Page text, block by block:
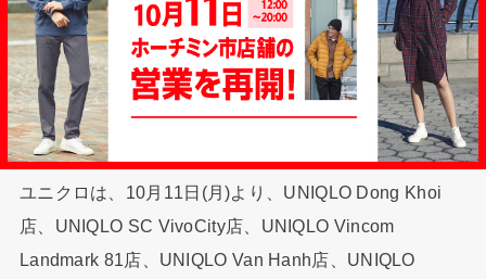
ユニクロは、10月11日(月)より、UNIQLO Dong Khoi
店、UNIQLO SC VivoCity店、UNIQLO Vincom
Landmark 81店、UNIQLO Van Hanh店、UNIQLO